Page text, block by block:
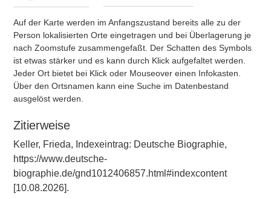
Auf der Karte werden im Anfangszustand bereits alle zu der
Person lokalisierten Orte eingetragen und bei Überlagerung je
nach Zoomstufe zusammengefaßt. Der Schatten des Symbols
ist etwas stärker und es kann durch Klick aufgefaltet werden.
Jeder Ort bietet bei Klick oder Mouseover einen Infokasten.
Über den Ortsnamen kann eine Suche im Datenbestand
ausgelöst werden.
Zitierweise
Keller, Frieda, Indexeintrag: Deutsche Biographie,
https://www.deutsche-
biographie.de/gnd1012406857.html#indexcontent
[10.08.2026].